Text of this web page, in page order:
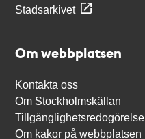
Stadsarkivet
Om webbplatsen
Kontakta oss
Om Stockholmskällan
Tillgänglighetsredogörelse
Om kakor på webbplatsen